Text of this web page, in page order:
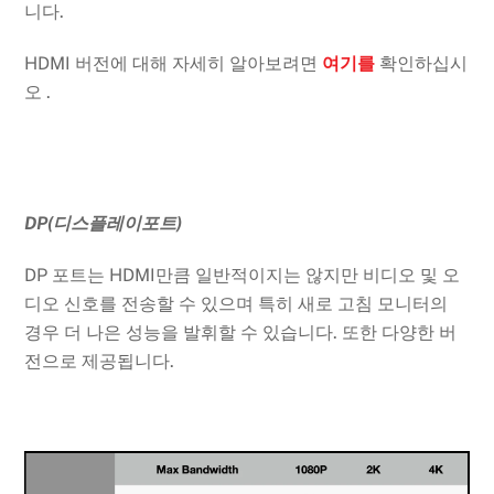
니다.
HDMI 버전에 대해 자세히 알아보려면 여기를 확인하십시
오 .
DP(디스플레이포트)
DP 포트는 HDMI만큼 일반적이지는 않지만 비디오 및 오
디오 신호를 전송할 수 있으며 특히 새로 고침 모니터의
경우 더 나은 성능을 발휘할 수 있습니다. 또한 다양한 버
전으로 제공됩니다.